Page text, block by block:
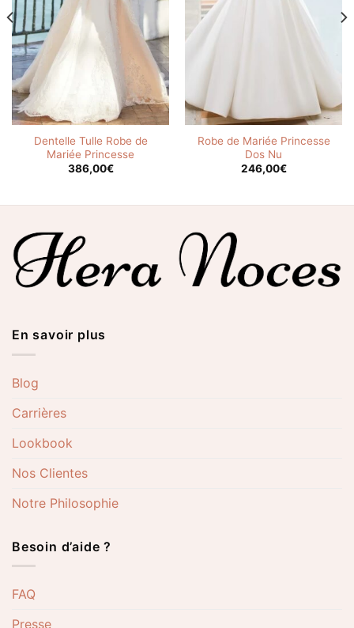
Dentelle Tulle Robe de
Mariée Princesse
386,00€
Robe de Mariée Princesse
Dos Nu
246,00€
En savoir plus
Blog
Carrières
Lookbook
Nos Clientes
Notre Philosophie
Besoin d’aide ?
FAQ
Presse